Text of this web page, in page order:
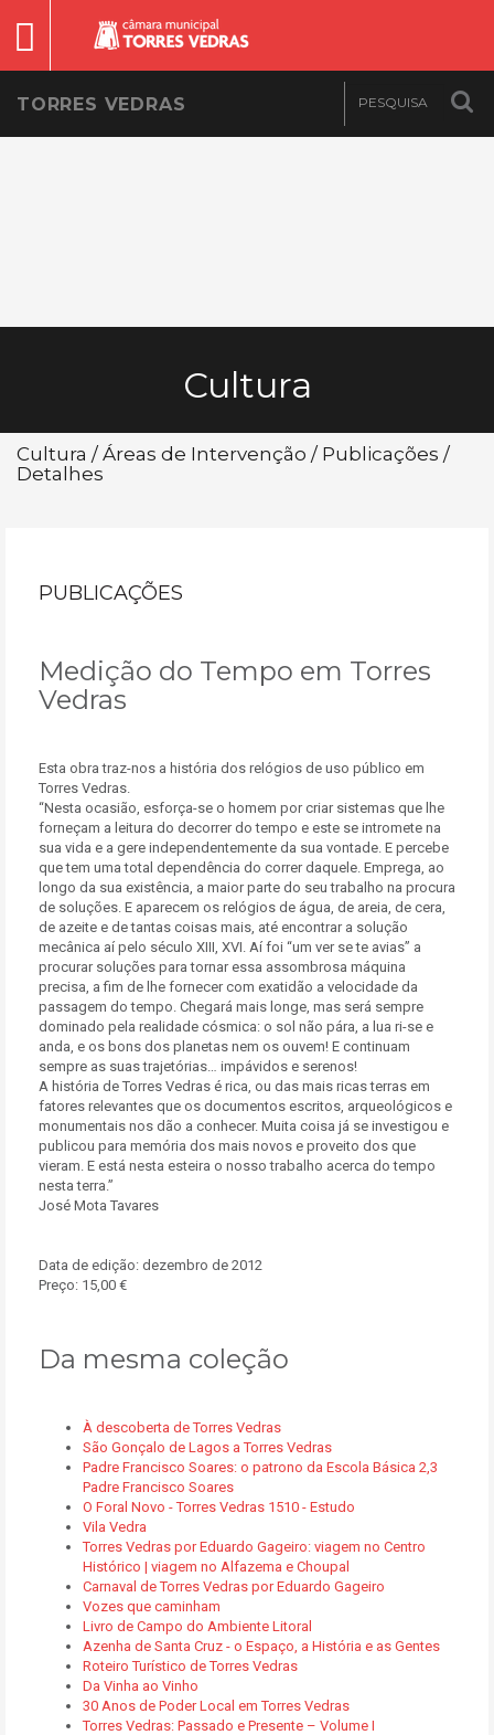
TORRES VEDRAS
Cultura
Cultura / Áreas de Intervenção / Publicações /
Detalhes
PUBLICAÇÕES
Medição do Tempo em Torres
Vedras
Esta obra traz-nos a história dos relógios de uso público em
Torres Vedras.
“Nesta ocasião, esforça-se o homem por criar sistemas que lhe
forneçam a leitura do decorrer do tempo e este se intromete na
sua vida e a gere independentemente da sua vontade. E percebe
que tem uma total dependência do correr daquele. Emprega, ao
longo da sua existência, a maior parte do seu trabalho na procura
de soluções. E aparecem os relógios de água, de areia, de cera,
de azeite e de tantas coisas mais, até encontrar a solução
mecânica aí pelo século XIII, XVI. Aí foi “um ver se te avias” a
procurar soluções para tornar essa assombrosa máquina
precisa, a fim de lhe fornecer com exatidão a velocidade da
passagem do tempo. Chegará mais longe, mas será sempre
dominado pela realidade cósmica: o sol não pára, a lua ri-se e
anda, e os bons dos planetas nem os ouvem! E continuam
sempre as suas trajetórias… impávidos e serenos!
A história de Torres Vedras é rica, ou das mais ricas terras em
fatores relevantes que os documentos escritos, arqueológicos e
monumentais nos dão a conhecer. Muita coisa já se investigou e
publicou para memória dos mais novos e proveito dos que
vieram. E está nesta esteira o nosso trabalho acerca do tempo
nesta terra.”
José Mota Tavares
Data de edição: dezembro de 2012
Preço: 15,00 €
Da mesma coleção
À descoberta de Torres Vedras
São Gonçalo de Lagos a Torres Vedras
Padre Francisco Soares: o patrono da Escola Básica 2,3
Padre Francisco Soares
O Foral Novo - Torres Vedras 1510 - Estudo
Vila Vedra
Torres Vedras por Eduardo Gageiro: viagem no Centro
Histórico | viagem no Alfazema e Choupal
Carnaval de Torres Vedras por Eduardo Gageiro
Vozes que caminham
Livro de Campo do Ambiente Litoral
Azenha de Santa Cruz - o Espaço, a História e as Gentes
Roteiro Turístico de Torres Vedras
Da Vinha ao Vinho
30 Anos de Poder Local em Torres Vedras
Torres Vedras: Passado e Presente – Volume I